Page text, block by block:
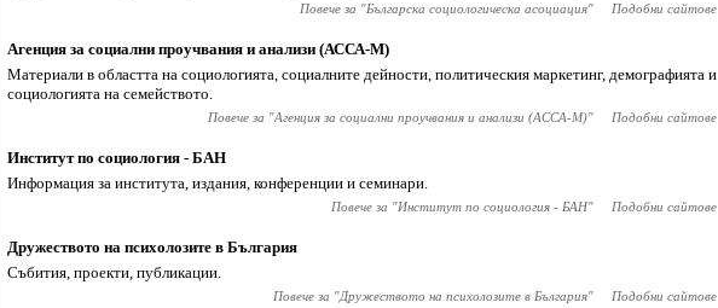
Повече за "Българска социологическа асоциация" Подобни сайтове
Агенция за социални проучвания и анализи (АССА-М)
Материали в областта на социологията, социалните дейности, политическия маркетинг, демографията и
социологията на семейството.
Повече за "Агенция за социални проучвания и анализи (АССА-М)" Подобни сайтове
Институт по социология - БАН
Информация за института, издания, конференции и семинари.
Повече за "Институт по социология - БАН" Подобни сайтове
Дружеството на психолозите в България
Събития, проекти, публикации.
Повече за "Дружеството на психолозите в България" Подобни сайтове